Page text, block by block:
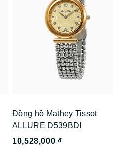
Đồng hồ Mathey Tissot
ALLURE D539BDI
10,528,000 ₫